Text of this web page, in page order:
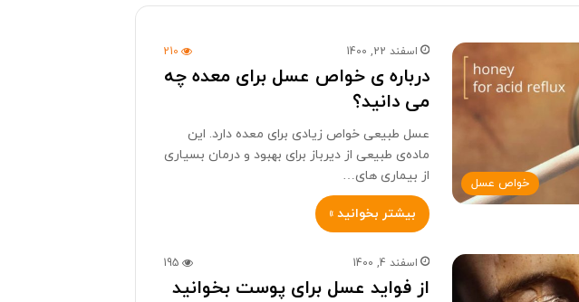
خواص عسل
اسفند 22, 1400 210
درباره ی خواص عسل برای معده چه
می دانید؟
عسل طبیعی خواص زیادی برای معده دارد. این
ماده‌ی طبیعی از دیرباز برای بهبود و درمان بسیاری
از بیماری های…
بیشتر بخوانید »
اسفند 4, 1400 195
از فواید عسل برای پوست بخوانید